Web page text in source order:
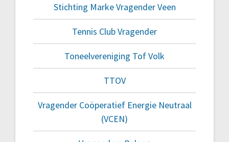
Stichting Marke Vragender Veen
Tennis Club Vragender
Toneelvereniging Tof Volk
TTOV
Vragender Coöperatief Energie Neutraal
(VCEN)